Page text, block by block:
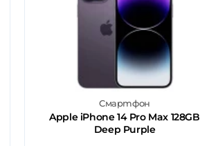
Смартфон
Apple iPhone 14 Pro Max 128GB
Deep Purple